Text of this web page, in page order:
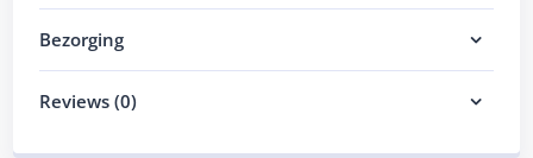
Bezorging
Reviews (0)